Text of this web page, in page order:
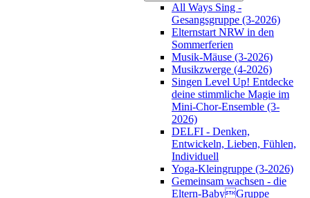
All Ways Sing -
Gesangsgruppe (3-2026)
Elternstart NRW in den
Sommerferien
Musik-Mäuse (3-2026)
Musikzwerge (4-2026)
Singen Level Up! Entdecke
deine stimmliche Magie im
Mini-Chor-Ensemble (3-
2026)
DELFI - Denken,
Entwickeln, Lieben, Fühlen,
Individuell
Yoga-Kleingruppe (3-2026)
Gemeinsam wachsen - die
Eltern-BabyGruppe